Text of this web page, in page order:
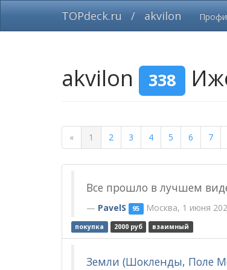
TOPdeck.ru / akvilon
akvilon 338
« 1 2 3 4 5 6 7
Все прошло в лучшем
PavelS 95 Москва, 1 июня
покупка 2000 руб взаимный
Земли (Шокленды, Поле